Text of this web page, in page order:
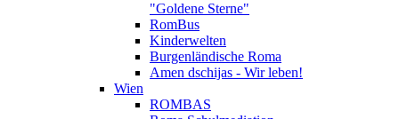
"Goldene Sterne"
RomBus
Kinderwelten
Burgenländische Roma
Amen dschijas - Wir leben!
Wien
ROMBAS